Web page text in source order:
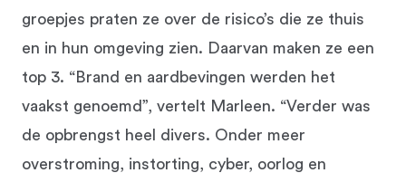
groepjes praten ze over de risico’s die ze thuis
en in hun omgeving zien. Daarvan maken ze een
top 3. “Brand en aardbevingen werden het
vaakst genoemd”, vertelt Marleen. “Verder was
de opbrengst heel divers. Onder meer
overstroming, instorting, cyber, oorlog en